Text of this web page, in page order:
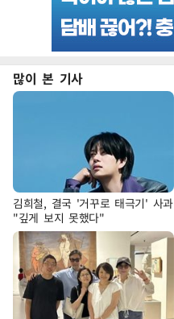
많이 본 기사
김희철, 결국 '거꾸로 태극기' 사과
"깊게 보지 못했다"